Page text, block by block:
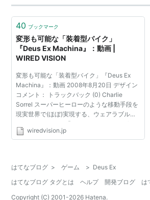
40 ブックマーク
変形も可能な「装着型バイク」
『Deus Ex Machina』：動画 |
WIRED VISION
変形も可能な「装着型バイク」『Deus Ex
Machina』：動画 2008年8月20日 デザイン
コメント： トラックバック (0) Charlie
Sorrel スーパーヒーローのような移動手段を
現実世界で(ほぼ)実現する、ウェアラブル・
モーターサイクル『Deus Ex Machina』(デ
ウス・エクス・マキーナ：ラテン語で「機械
wiredvision.jp
はてなブログ > ゲーム > Deus Ex
はてなブログ タグとは
ヘルプ 開発ブログ
は
Copyright (C) 2001-2026 Hatena.